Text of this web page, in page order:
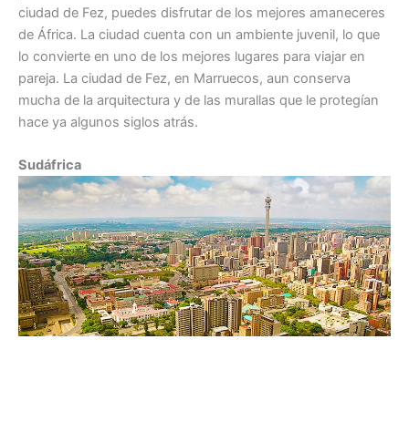
ciudad de Fez, puedes disfrutar de los mejores amaneceres
de África. La ciudad cuenta con un ambiente juvenil, lo que
lo convierte en uno de los mejores lugares para viajar en
pareja. La ciudad de Fez, en Marruecos, aun conserva
mucha de la arquitectura y de las murallas que le protegían
hace ya algunos siglos atrás.
Sudáfrica